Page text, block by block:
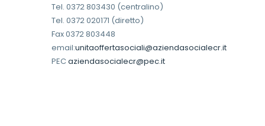
Tel. 0372 803430 (centralino)
Tel. 0372 020171 (diretto)
Fax 0372 803448
email:unitaoffertasociali@aziendasocialecr.it
PECaziendasocialecr@pec.it